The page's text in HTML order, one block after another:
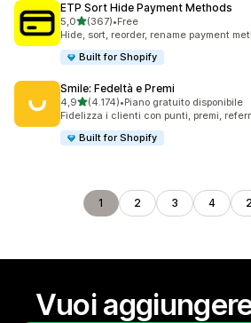
ETP Sort Hide Payment Methods
5,0stelle su 5
(367)
367 recensioni totali
•Free
Hide, sort, reorder, rename payment
Built for Shopify
Smile: Fedeltà e Premi
4,9stelle su 5
(4.174)
4174 recensioni totali
•Piano gratuito disponibile
Fidelizza i clienti con punti, premi,
Built for Shopify
1 2 3 4
Vuoi